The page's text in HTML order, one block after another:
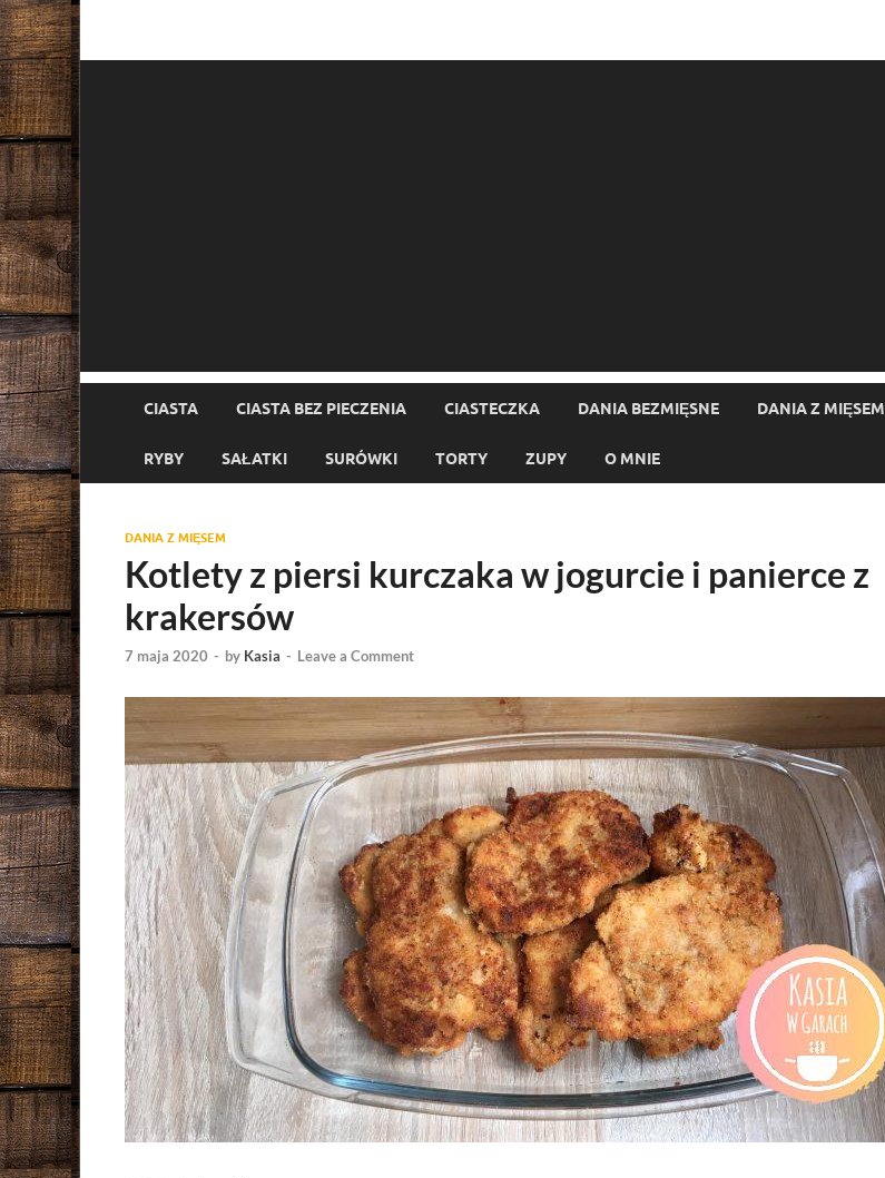
CIASTA CIASTA BEZ PIECZENIA CIASTECZKA DANIA BEZMIĘSNE DANIA Z MIĘSEM
RYBY SAŁATKI SURÓWKI TORTY ZUPY O MNIE
DANIA Z MIĘSEM
Kotlety z piersi kurczaka w jogurcie i panierce z
krakersów
7 maja 2020 - by Kasia - Leave a Comment